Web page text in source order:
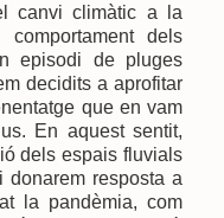
canvi climàtic a la
dels
episodi de pluges
decidits a aprofitar
que en vam
En aquest sentit,
dels espais fluvials
donarem resposta a
la pandèmia, com